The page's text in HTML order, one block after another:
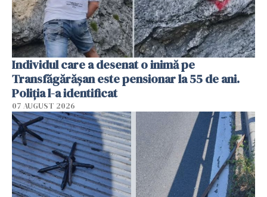
Individul care a desenat o inimă pe
Transfăgărășan este pensionar la 55 de ani.
Poliția l-a identificat
07 AUGUST 2026